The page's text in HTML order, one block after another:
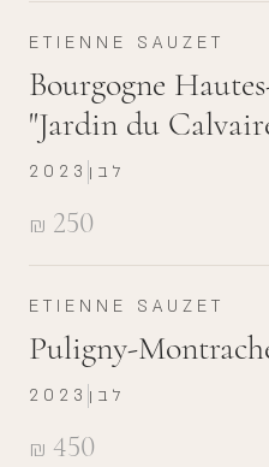
ETIENNE SAUZET
Bourgogne
"Jardin du
₪ 250
2023 לבן
ETIENNE SAUZET
Puligny-
₪ 450
2023 לבן